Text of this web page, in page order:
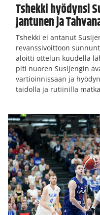
Tshekki hyödynsi
Jantunen ja
Tshekki ei antanut
revanssivoittoon
aloitti ottelun kuudella
piti nuoren Susijengin
vartioinnissaan ja
taidolla ja rutiinilla